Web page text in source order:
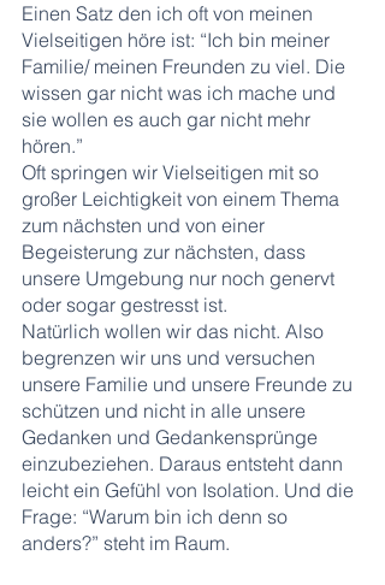
Einen Satz den ich oft von meinen
Vielseitigen höre ist: “Ich bin meiner
Familie/ meinen Freunden zu viel. Die
wissen gar nicht was ich mache und
sie wollen es auch gar nicht mehr
hören.”
Oft springen wir Vielseitigen mit so
großer Leichtigkeit von einem Thema
zum nächsten und von einer
Begeisterung zur nächsten, dass
unsere Umgebung nur noch genervt
oder sogar gestresst ist.
Natürlich wollen wir das nicht. Also
begrenzen wir uns und versuchen
unsere Familie und unsere Freunde zu
schützen und nicht in alle unsere
Gedanken und Gedankensprünge
einzubeziehen. Daraus entsteht dann
leicht ein Gefühl von Isolation. Und die
Frage: “Warum bin ich denn so
anders?” steht im Raum.